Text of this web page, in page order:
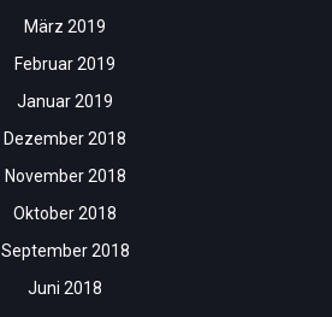
März 2019
Februar 2019
Januar 2019
Dezember 2018
November 2018
Oktober 2018
September 2018
Juni 2018